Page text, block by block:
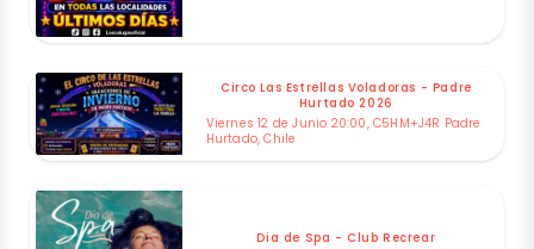
Circo Las Estrellas Voladoras - Padre
Hurtado 2026
Viernes 12 de Junio 20:00, C5HM+J4R Padre
Hurtado, Chile
Dia de Spa - Club Recrear